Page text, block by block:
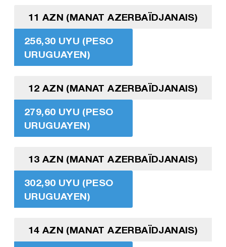
11 AZN (MANAT AZERBAÏDJANAIS)
256,30 UYU (PESO
URUGUAYEN)
12 AZN (MANAT AZERBAÏDJANAIS)
279,60 UYU (PESO
URUGUAYEN)
13 AZN (MANAT AZERBAÏDJANAIS)
302,90 UYU (PESO
URUGUAYEN)
14 AZN (MANAT AZERBAÏDJANAIS)